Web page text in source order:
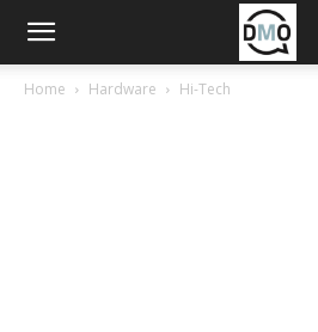
Home Hardware Hi-Tech